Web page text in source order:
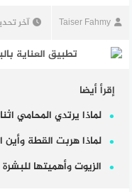
Taiser Fahmy آخر
إقرأ أيضا
لماذا يرتدي المحامي
لماذا هربت القطة
الزيوت وأهميتها للبشرة